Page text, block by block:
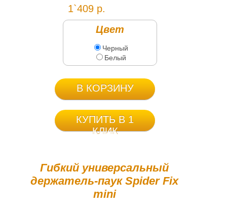
Гибкий универсальный
держатель-паук Spider Fix
mini
1`409 р.
Цвет
Черный
Белый
В КОРЗИНУ
КУПИТЬ В 1
КЛИК